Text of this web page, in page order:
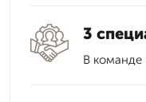
3
В команде